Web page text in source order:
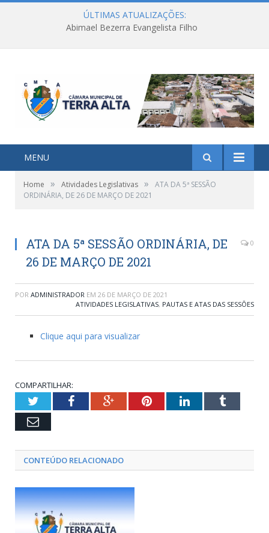
ÚLTIMAS ATUALIZAÇÕES:
Abimael Bezerra Evangelista Filho
MENU
Home » Atividades Legislativas »
ATA DA 5ª SESSÃO
ORDINÁRIA, DE 26 DE MARÇO DE 2021
ATA DA 5ª SESSÃO ORDINÁRIA, DE
26 DE MARÇO DE 2021
0
POR ADMINISTRADOR EM 26 DE MARÇO DE 2021
ATIVIDADES LEGISLATIVAS, PAUTAS E ATAS DAS SESSÕES
Clique aqui para visualizar
COMPARTILHAR:
TwitterFacebookGoogle+PinterestLinkedInTumblr
Email
CONTEÚDO RELACIONADO